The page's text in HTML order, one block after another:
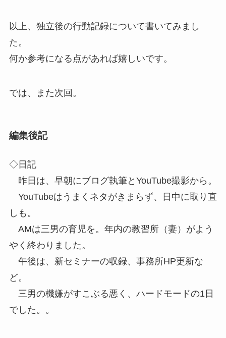
以上、独立後の行動記録について書いてみまし
た。
何か参考になる点があれば嬉しいです。
では、また次回。
編集後記
◇日記
昨日は、早朝にブログ執筆とYouTube撮影から。
YouTubeはうまくネタがきまらず、日中に取り直
しも。
AMは三男の育児を。年内の教習所（妻）がよう
やく終わりました。
午後は、新セミナーの収録、事務所HP更新な
ど。
三男の機嫌がすこぶる悪く、ハードモードの1日
でした。。